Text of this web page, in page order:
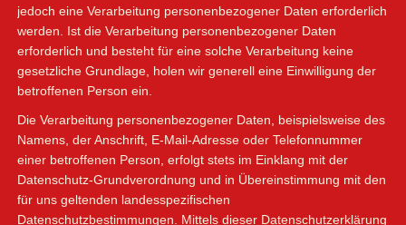
jedoch eine Verarbeitung personenbezogener Daten erforderlich
werden. Ist die Verarbeitung personenbezogener Daten
erforderlich und besteht für eine solche Verarbeitung keine
gesetzliche Grundlage, holen wir generell eine Einwilligung der
betroffenen Person ein.
Die Verarbeitung personenbezogener Daten, beispielsweise des
Namens, der Anschrift, E-Mail-Adresse oder Telefonnummer
einer betroffenen Person, erfolgt stets im Einklang mit der
Datenschutz-Grundverordnung und in Übereinstimmung mit den
für uns geltenden landesspezifischen
Datenschutzbestimmungen. Mittels dieser Datenschutzerklärung